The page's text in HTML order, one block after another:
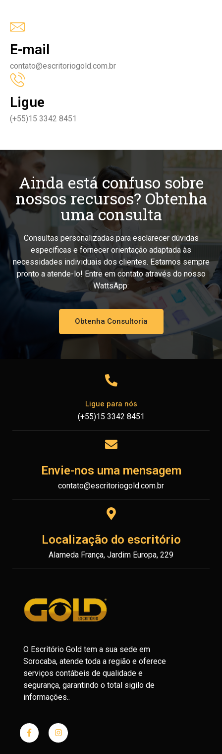
E-mail
contato@escritoriogold.com.br
Ligue
(+55)15 3342 8451
Ainda está confuso sobre
nossos recursos? Obtenha
uma consulta​
Consultas personalizadas para esclarecer dúvidas
específicas e fornecer orientação adaptada às
necessidades individuais dos clientes. Estamos sempre
pronto a atende-lo! Entre em contato através do nosso
WattsApp:
Obtenha Consultoria
Ligue para nós
(+55)15 3342 8451
Envie-nos uma mensagem
contato@escritoriogold.com.br
Localização do escritório
Alameda França, Jardim Europa, 229
O Escritório Gold tem a sua sede em
Sorocaba, atende toda a região e oferece
serviços contábeis de qualidade e
segurança, garantindo o total sigilo de
informações..